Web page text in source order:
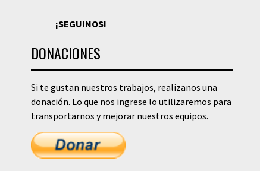
¡SEGUINOS!
DONACIONES
Si te gustan nuestros trabajos, realizanos una
donación. Lo que nos ingrese lo utilizaremos para
transportarnos y mejorar nuestros equipos.